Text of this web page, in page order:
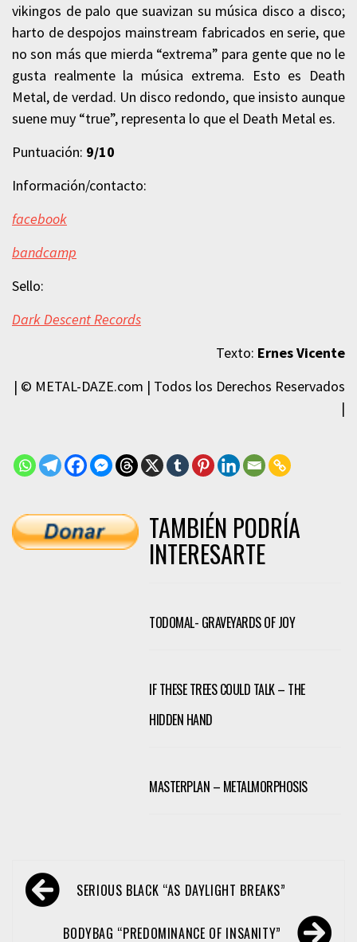
vikingos de palo que suavizan su música disco a disco;
harto de despojos mainstream fabricados en serie, que
no son más que mierda “extrema” para gente que no le
gusta realmente la música extrema. Esto es Death
Metal, de verdad. Un disco redondo, que insisto aunque
suene muy “true”, representa lo que el Death Metal es.
Puntuación: 9/10
Información/contacto:
facebook
bandcamp
Sello:
Dark Descent Records
Texto: Ernes Vicente
| © METAL-DAZE.com | Todos los Derechos Reservados
|
TAMBIÉN PODRÍA
INTERESARTE
TODOMAL- GRAVEYARDS OF JOY
IF THESE TREES COULD TALK – THE
HIDDEN HAND
MASTERPLAN – METALMORPHOSIS
Navegación
de
entradas
SERIOUS BLACK “AS DAYLIGHT BREAKS”
BODYBAG “PREDOMINANCE OF INSANITY”